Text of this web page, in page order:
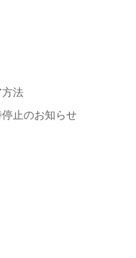
法
止のお知らせ